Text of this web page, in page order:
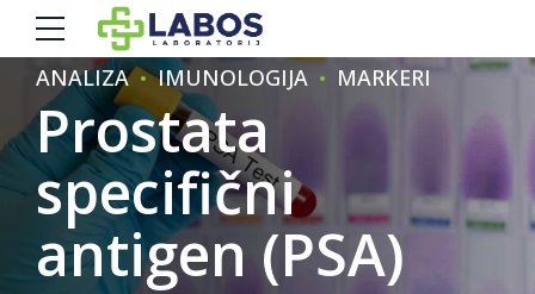
ANALIZA IMUNOLOGIJA MARKERI
Prostata
specifični
antigen (PSA)